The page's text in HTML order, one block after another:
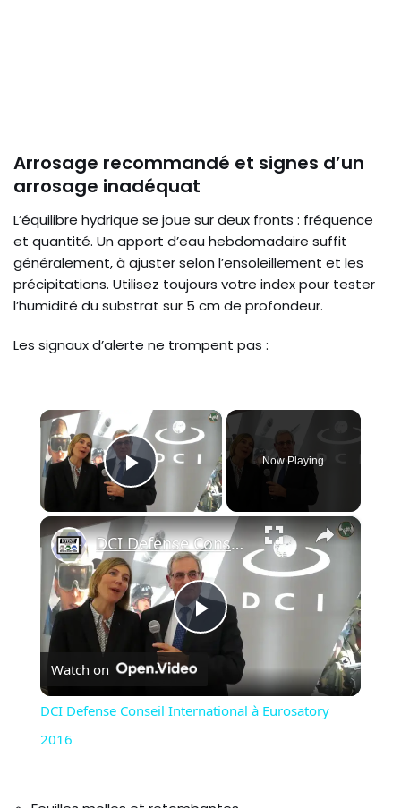
Arrosage recommandé et signes d’un
arrosage inadéquat
L’équilibre hydrique se joue sur deux fronts : fréquence
et quantité. Un apport d’eau hebdomadaire suffit
généralement, à ajuster selon l’ensoleillement et les
précipitations. Utilisez toujours votre index pour tester
l’humidité du substrat sur 5 cm de profondeur.
Les signaux d’alerte ne trompent pas :
×
Play Video
Now Playing
×
Play
Video
DCI Defense Conseil International à Eurosatory 2016
Watch on
DCI Defense Conseil International à Eurosatory
2016